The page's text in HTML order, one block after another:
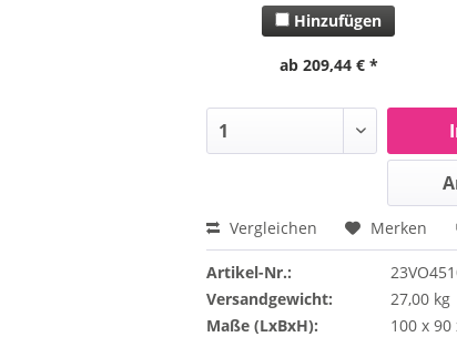
Hinzufügen
ab 209,44 € *
Vergleichen Merken
Artikel-Nr.:
Versandgewicht:
27,00 kg
Maße (LxBxH):
100 x 90